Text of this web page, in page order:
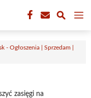
- Ogłoszenia | Sprzedam |
zasięgi na